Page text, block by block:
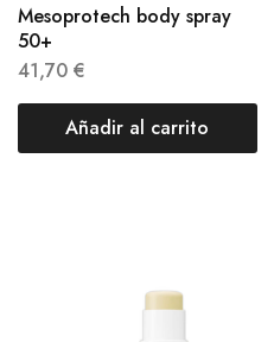
Mesoprotech body spray
50+
41,70 €
Añadir al carrito